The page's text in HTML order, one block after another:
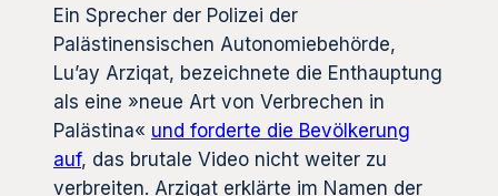
Ein Sprecher der Polizei der
Palästinensischen Autonomiebehörde,
Lu’ay Arziqat, bezeichnete die Enthauptung
als eine »neue Art von Verbrechen in
Palästina« und forderte die Bevölkerung
auf, das brutale Video nicht weiter zu
verbreiten. Arziqat erklärte im Namen der